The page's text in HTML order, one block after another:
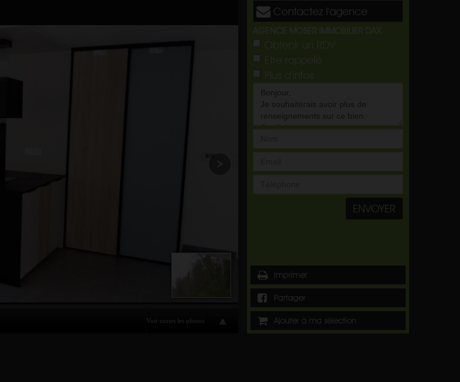
Contactez l'agence
AGENCE MOSER IMMOBILIER DAX
Obtenir un RDV
Etre rappelé
Plus d'infos
ENVOYER
Imprimer
Partager
Ajouter à ma sélection